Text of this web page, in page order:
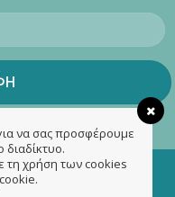
by
να σας προσφέρουμε
διαδίκτυο.
τη χρήση των cookies